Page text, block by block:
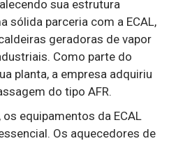
sua estrutura
sólida parceria com a ECAL,
geradoras de vapor
Como parte do
planta, a empresa adquiriu
do tipo AFR.
equipamentos da ECAL
Os aquecedores de